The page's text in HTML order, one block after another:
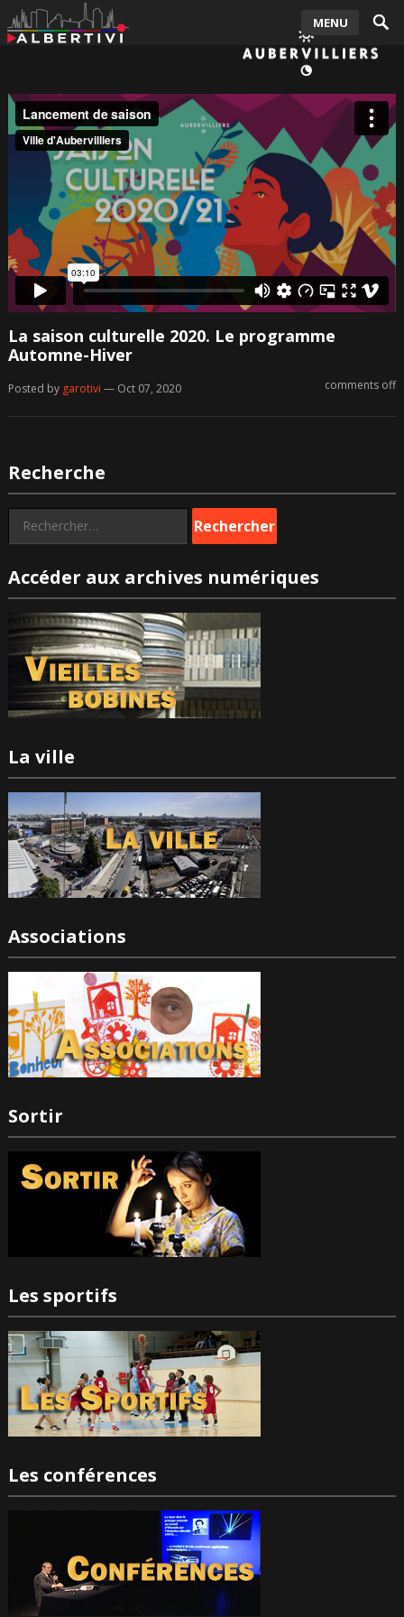
MENU
La saison culturelle 2020. Le programme
Automne-Hiver
Posted by garotivi — Oct 07, 2020 comments off
Recherche
Rechercher :
Accéder aux archives numériques
La ville
Associations
Sortir
Les sportifs
Les conférences